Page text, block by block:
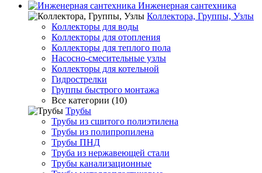
Инженерная сантехника
Коллектора, Группы, Узлы
Коллекторы для воды
Коллекторы для отопления
Коллекторы для теплого пола
Насосно-смесительные узлы
Коллекторы для котельной
Гидрострелки
Группы быстрого монтажа
Все категории (10)
Трубы
Трубы из сшитого полиэтилена
Трубы из полипропилена
Трубы ПНД
Труба из нержавеющей стали
Трубы канализационные